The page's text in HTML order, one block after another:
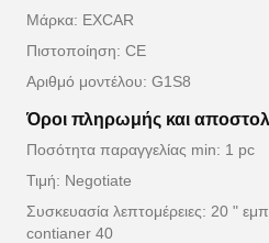
Μάρκα: EXCAR
Πιστοποίηση: CE
Αριθμό μοντέλου: G1S8
Όροι πληρωμής και
Ποσότητα παραγγελίας min: 1 pc
Τιμή: Negotiate
Συσκευασία λεπτομέρειες: 20 "
contianer 40